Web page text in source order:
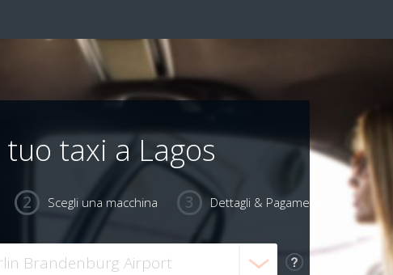
taxi a Lagos
Scegli una macchina Dettagli & Pagamento